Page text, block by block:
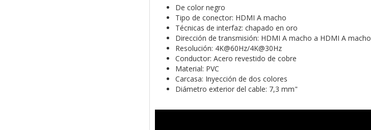
De color negro
Tipo de conector: HDMI A macho
Técnicas de interfaz: chapado en oro
Dirección de transmisión: HDMI A macho a HDMI A macho
Resolución: 4K@60Hz/4K@30Hz
Conductor: Acero revestido de cobre
Material: PVC
Carcasa: Inyección de dos colores
Diámetro exterior del cable: 7,3 mm"